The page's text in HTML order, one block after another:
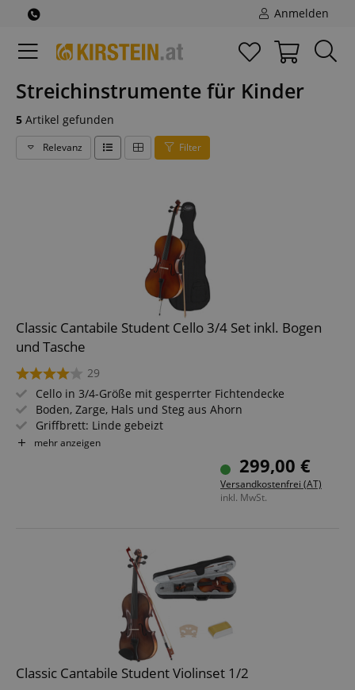
Anmelden
Streichinstrumente für Kinder
5 Artikel gefunden
Relevanz Filter
Classic Cantabile Student Cello 3/4 Set inkl. Bogen
und Tasche
29
Cello in 3/4-Größe mit gesperrter Fichtendecke
Boden, Zarge, Hals und Steg aus Ahorn
Griffbrett: Linde gebeizt
Wirbel und Sattel aus Ahorn, geschwärzt
mehr anzeigen
299,00 €
Versandkostenfrei (AT)
inkl. MwSt.
Classic Cantabile Student Violinset 1/2